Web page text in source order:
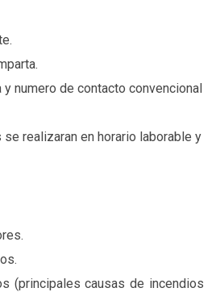
y numero de contacto convencional
realizaran en horario laborable y
(principales causas de incendios